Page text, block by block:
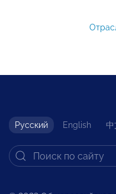
Русский English 中